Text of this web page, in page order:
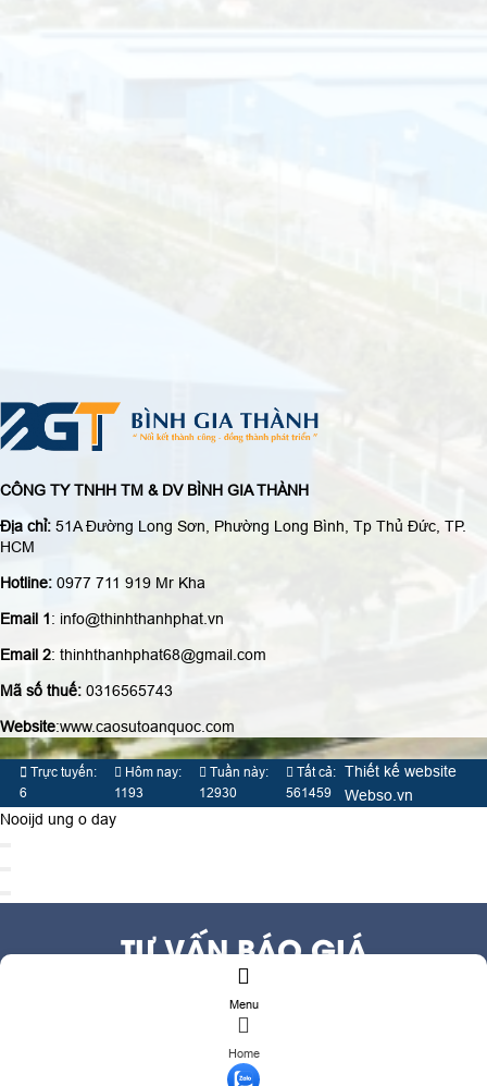
CÔNG TY TNHH TM & DV BÌNH GIA THÀNH
Địa chỉ: 51A Đường Long Sơn, Phường Long Bình, Tp Thủ Đức, TP.
HCM
Hotline: 0977 711 919 Mr Kha
Email 1: info@thinhthanhphat.vn
Email 2: thinhthanhphat68@gmail.com
Mã số thuế: 0316565743
Website:www.caosutoanquoc.com
Trực tuyến:
6
Hôm nay:
1193
Tuần này:
12930
Tất cả:
561459
Thiết kế website
Webso.vn
Menu
Home
Nooijd ung o day
TƯ VẤN BÁO GIÁ